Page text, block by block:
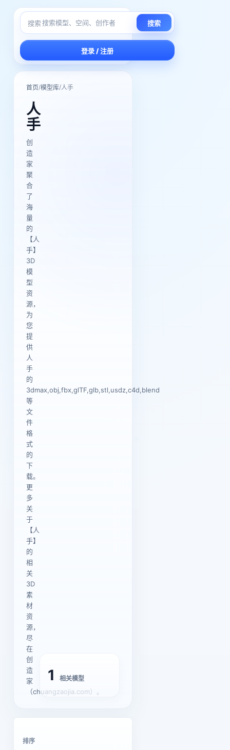
搜索 搜索
登录 / 注册
首页/模型库/人手
人
手
创
造
家
聚
合
了
海
量
的
【人
手】
3D
模
型
资
源，
为
您
提
供
人
手
的
3dmax,obj,fbx,glTF,glb,stl,usdz,c4d,blend
等
文
件
格
式
的
下
载。
更
多
关
于
【人
手】
的
相
关
3D
素
材
资
源，
尽
在
创
造
家
（chuangzaojia.com）。
1 相关模型
排序